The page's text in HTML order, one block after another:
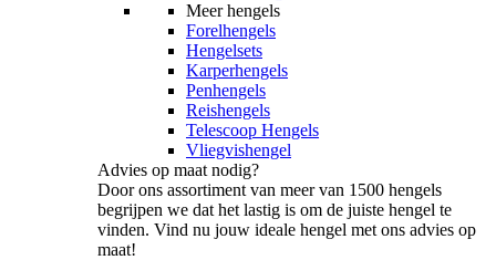
Meer hengels
Forelhengels
Hengelsets
Karperhengels
Penhengels
Reishengels
Telescoop Hengels
Vliegvishengel
Advies op maat nodig?
Door ons assortiment van meer van 1500 hengels
begrijpen we dat het lastig is om de juiste hengel te
vinden. Vind nu jouw ideale hengel met ons advies op
maat!